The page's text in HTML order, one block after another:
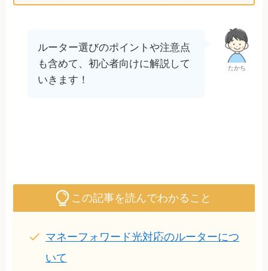
たかち
ルーター選びのポイントや注意点
も含めて、初心者向けに解説して
いきます！
この記事を読んでわかること
マネーフォワード光対応のルーターにつ
いて